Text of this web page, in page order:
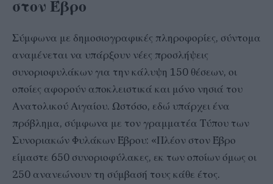
στον Έβρο
Σύμφωνα με δημοσιογραφικές πληροφορίες, σύντομα
αναμένεται να υπάρξουν νέες προσλήψεις
συνοριοφυλάκων για την κάλυψη 150 θέσεων, οι
οποίες αφορούν αποκλειστικά και μόνο νησιά του
Ανατολικού Αιγαίου. Ωστόσο, εδώ υπάρχει ένα
πρόβλημα, σύμφωνα με τον γραμματέα Τύπου των
Συνοριακών Φυλάκων Έβρου: «Πλέον στον Έβρο
είμαστε 650 συνοριοφύλακες, εκ των οποίων όμως οι
250 ανανεώνουν τη σύμβασή τους κάθε έτος.